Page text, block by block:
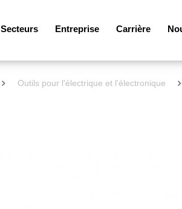
Secteurs Entreprise Carrière
Outils pour l'électrique et l'électronique